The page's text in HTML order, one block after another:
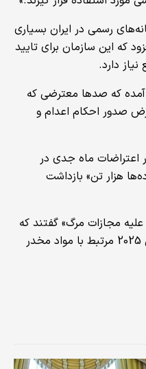
رسمی در ایران بسیاری
که این سازمان برای تایید
دارد.
که صدها معترضی که
صدور احکام اعدام و
اعتراضات ماه جدی در
هزار تن» بازداشت
مجازات مرگ» گفتند که
نزدیک به نیمی از اعدام‌ها در سال 2025 مرتبط با مواد مخدر